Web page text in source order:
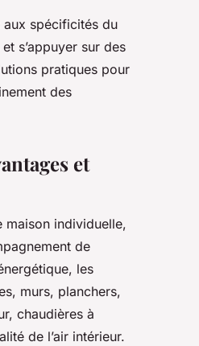
aux spécificités du
s’appuyer sur des
pratiques pour
des
et
maison individuelle,
de
les
murs, planchers,
chaudières à
de l’air intérieur.